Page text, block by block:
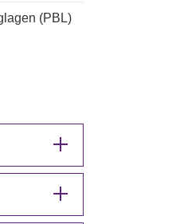
(PBL)